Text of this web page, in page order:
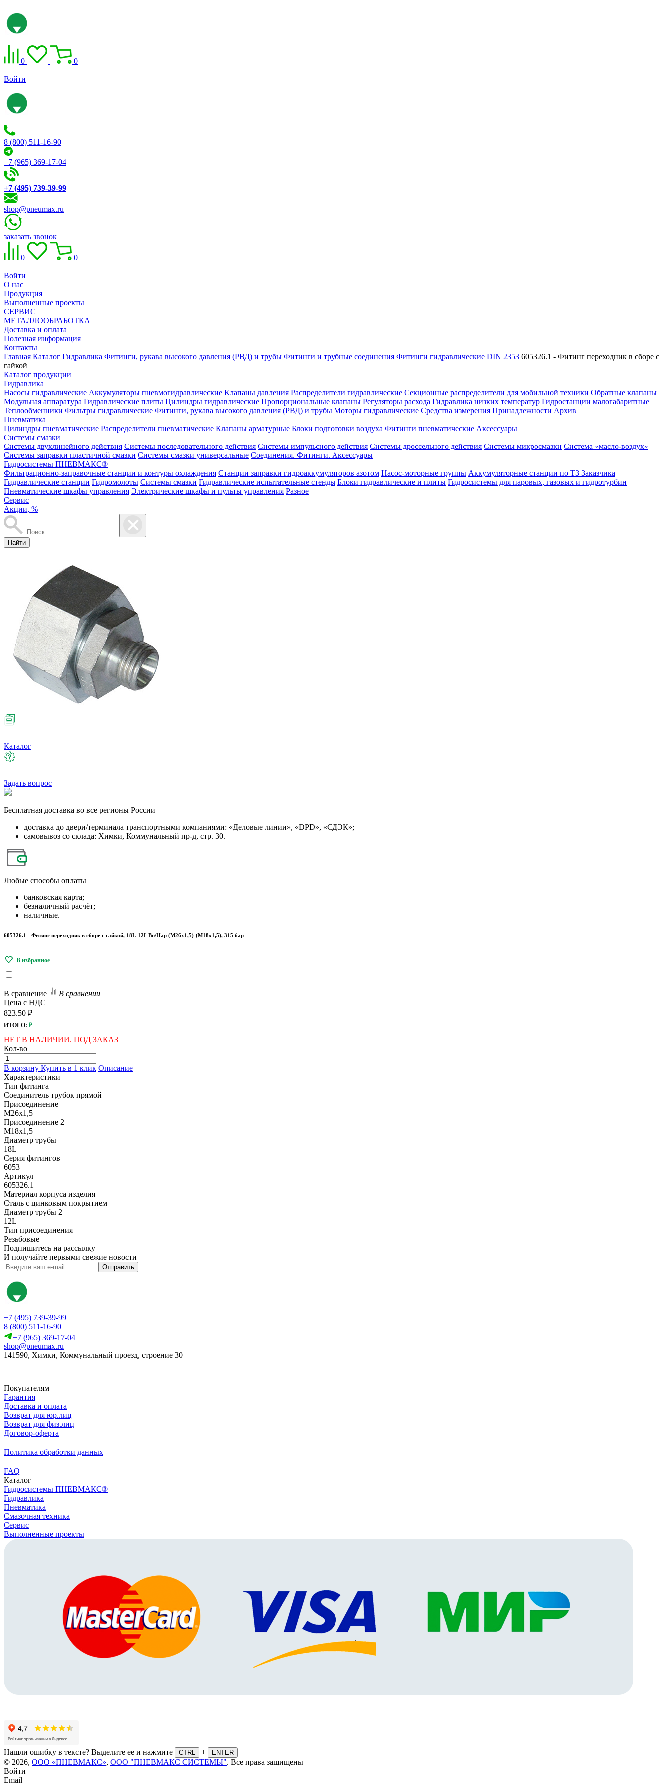
0 0
Войти
8 (800) 511-16-90
+7 (965) 369-17-04
+7 (495) 739-39-99
shop@pneumax.ru
заказать звонок
0 0
Войти
О нас
Продукция
Выполненные проекты
СЕРВИС
МЕТАЛЛООБРАБОТКА
Доставка и оплата
Полезная информация
Контакты
Главная Каталог Гидравлика Фитинги, рукава высокого давления (РВД) и трубы Фитинги и трубные соединения Фитинги гидравлические DIN 2353 605326.1 - Фитинг переходник в сборе с
гайкой
Каталог продукции
Гидравлика
Насосы гидравлические Аккумуляторы пневмогидравлические Клапаны давления Распределители гидравлические Секционные распределители для мобильной техники Обратные клапаны
Модульная аппаратура Гидравлические плиты Цилиндры гидравлические Пропорциональные клапаны Регуляторы расхода Гидравлика низких температур Гидростанции малогабаритные
Теплообменники Фильтры гидравлические Фитинги, рукава высокого давления (РВД) и трубы Моторы гидравлические Средства измерения Принадлежности Архив
Пневматика
Цилиндры пневматические Распределители пневматические Клапаны арматурные Блоки подготовки воздуха Фитинги пневматические Аксессуары
Системы смазки
Системы двухлинейного действия Системы последовательного действия Системы импульсного действия Системы дроссельного действия Системы микросмазки Система «масло-воздух»
Системы заправки пластичной смазки Системы смазки универсальные Соединения. Фитинги. Аксессуары
Гидросистемы ПНЕВМАКС®
Фильтрационно-заправочные станции и контуры охлаждения Станции заправки гидроаккумуляторов азотом Насос-моторные группы Аккумуляторные станции по ТЗ Заказчика
Гидравлические станции Гидромолоты Системы смазки Гидравлические испытательные стенды Блоки гидравлические и плиты Гидросистемы для паровых, газовых и гидротурбин
Пневматические шкафы управления Электрические шкафы и пульты управления Разное
Сервис
Акции, %
Найти
Каталог
Задать вопрос
Бесплатная доставка во все регионы России
доставка до двери/терминала транспортными компаниями: «Деловые линии», «DPD», «СДЭК»;
самовывоз со склада: Химки, Коммунальный пр-д, стр. 30.
Любые способы оплаты
банковская карта;
безналичный расчёт;
наличные.
605326.1 - Фитинг переходник в сборе с гайкой, 18L-12L Вн/Нар (М26х1,5)-(М18х1,5), 315 бар
В сравнение
В сравнении
Цена с НДС
823.50 ₽
ИТОГО: ₽
НЕТ В НАЛИЧИИ. ПОД ЗАКАЗ
Кол-во
В корзину Купить в 1 клик Описание
Характеристики
Тип фитинга
Соединитель трубок прямой
Присоединение
M26x1,5
Присоединение 2
M18x1,5
Диаметр трубы
18L
Серия фитингов
6053
Артикул
605326.1
Материал корпуса изделия
Сталь с цинковым покрытием
Диаметр трубы 2
12L
Тип присоединения
Резьбовые
Подпишитесь на рассылку
И получайте первыми свежие новости
Отправить
+7 (495) 739-39-99
8 (800) 511-16-90
+7 (965) 369-17-04
shop@pneumax.ru
141590, Химки, Коммунальный проезд, строение 30
Покупателям
Гарантия
Доставка и оплата
Возврат для юр.лиц
Возврат для физ.лиц
Договор-оферта
Политика обработки данных
FAQ
Каталог
Гидросистемы ПНЕВМАКС®
Гидравлика
Пневматика
Смазочная техника
Сервис
Выполненные проекты
Нашли ошибку в тексте? Выделите ее и нажмите CTRL + ENTER
© 2026, ООО «ПНЕВМАКС», ООО "ПНЕВМАКС СИСТЕМЫ". Все права защищены
Войти
Email